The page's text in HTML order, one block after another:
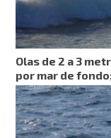
Olas de 2 a 3
por mar de